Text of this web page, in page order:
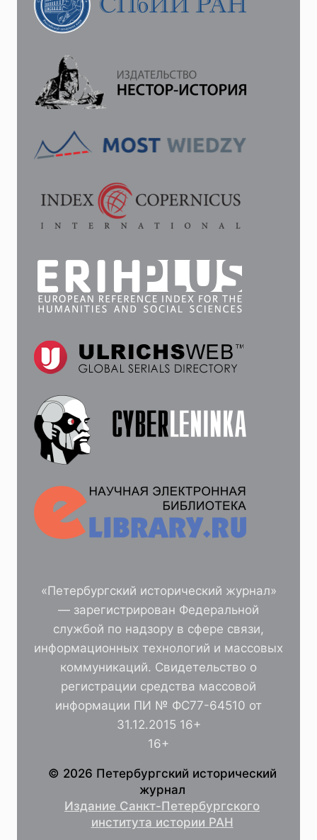
НАЧАЛЕ
«Петербургский исторический журнал»
— зарегистрирован Федеральной
службой по надзору в сфере связи,
информационных технологий и массовых
коммуникаций. Свидетельство о
регистрации средства массовой
информации ПИ № ФС77-64510 от
31.12.2015 16+
16+
© 2026 Петербургский исторический
журнал
Издание Санкт-Петербургского
института истории РАН